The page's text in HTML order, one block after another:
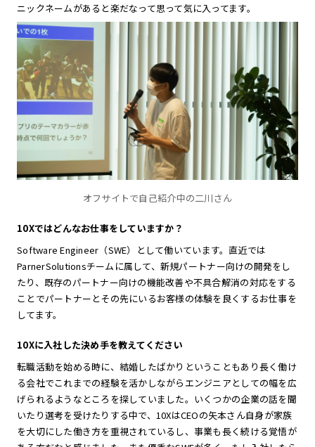
ニックネームがあると楽だなって思って気に入ってます。
オフサイトで自己紹介中の二川さん
10Xではどんなお仕事をしていますか？
Software Engineer（SWE）として働いています。直近では
ParnerSolutionsチームに属して、新規パートナー向けの開発をし
たり、既存のパートナー向けの機能改善や不具合解消の対応をする
ことでパートナーとその先にいるお客様の体験を良くするお仕事を
してます。
10Xに入社した決め手を教えてください
転職活動を始める時に、結婚したばかりということもあり長く働け
る会社でこれまでの経験を活かしながらエンジニアとしての幅を広
げられるようなところを探していました。いくつかの企業の話を聞
いたり選考を受けたりする中で、10XはCEOの矢本さん自身が家族
を大切にした働き方を重視されているし、事業も長く続ける覚悟が